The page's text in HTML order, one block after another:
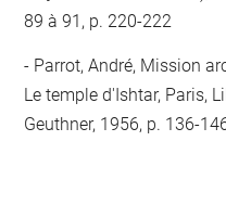
89 à 91, p. 220-222
Parrot, André, Mission
Le temple d'Ishtar, Paris,
Geuthner, 1956, p. 136-